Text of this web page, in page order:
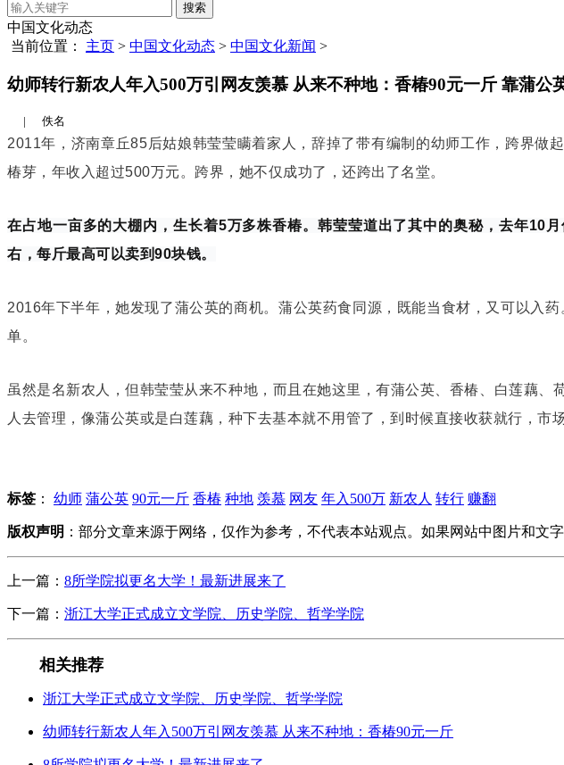
搜索
中国文化动态
当前位置： 主页 > 中国文化动态 > 中国文化新闻 >
幼师转行新农人年入500万引网友羡慕 从来不种地：香椿90元一斤 靠蒲公
| 佚名
2011年，济南章丘85后姑娘韩莹莹瞒着家人，辞掉了带有编制的幼师工作 ，跨界做
椿芽，年收入超过500万元。跨界，她不仅成功了，还跨出了名堂。
在占地一亩多的大棚内，生长着5万多株香椿。韩莹莹道出了其中的奥秘，去年10
右，每斤最高可以卖到90块钱。
2016年下半年，她发现了蒲公英的商机。蒲公英药食同源，既能当食材，又可以入
单。
虽然是名新农人，但韩莹莹从来不种地，而且在她这里，有蒲公英、香椿、白莲藕
人去管理，像蒲公英或是白莲藕，种下去基本就不用管了，到时候直接收获就行，市
标签 ： 幼师 蒲公英 90元一斤 香椿 种地 羡慕 网友 年入500万 新农人 转行 赚翻
版权声明 ：部分文章来源于网络，仅作为参考，不代表本站观点。如果网站中图片和文
上一篇： 8所学院拟更名大学！最新进展来了
下一篇： 浙江大学正式成立文学院、历史学院、哲学学院
相关推荐
浙江大学正式成立文学院、历史学院、哲学学院
幼师转行新农人年入500万引网友羡慕 从来不种地：香椿90元一斤